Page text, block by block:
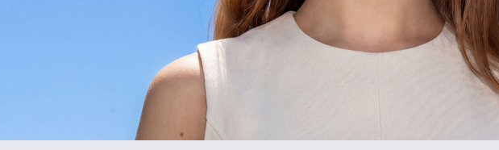
#1
in Cyprus
Sustainability
Ratings 2026
Ratings 2026